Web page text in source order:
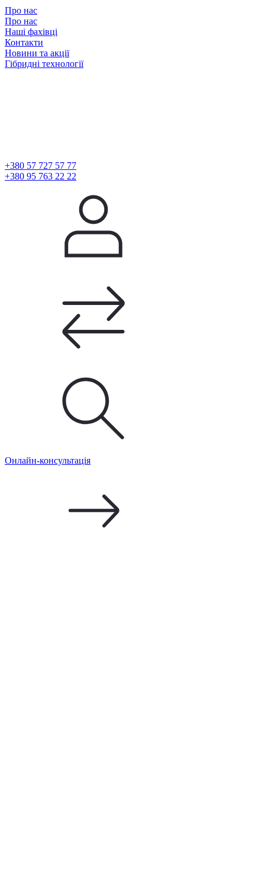
Про нас
Про нас
Наші фахівці
Контакти
Новини та акції
Гібридні технології
+380 57 727 57 77
+380 95 763 22 22
Онлайн-консультація